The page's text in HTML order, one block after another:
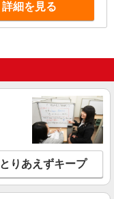
詳細を見る
とりあえずキープ